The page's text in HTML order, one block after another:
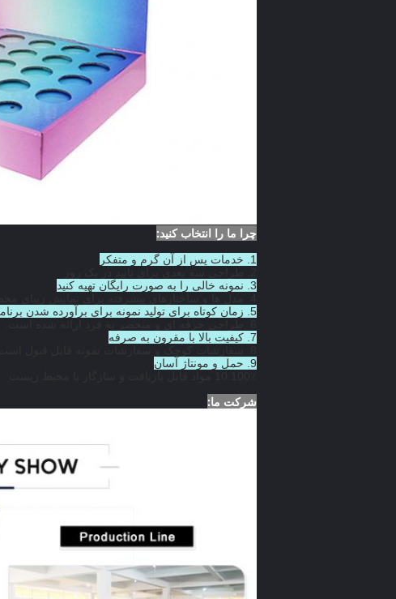
چرا ما را انتخاب کنید:
1. خدمات پس از آن گرم و متفکر
3. نمونه خالی را به صورت رایگان تهیه کنید
5. زمان کوتاه برای تولید نمونه برای برآورده شدن برنامه برنامه ریزی شده شما
7. کیفیت بالا با مقرون به صرفه
9. حمل و مونتاژ آسان
شرکت ما: